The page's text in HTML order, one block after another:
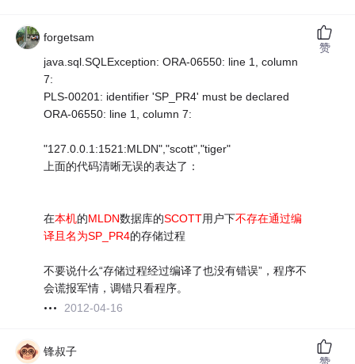
forgetsam
java.sql.SQLException: ORA-06550: line 1, column
7:
PLS-00201: identifier 'SP_PR4' must be declared
ORA-06550: line 1, column 7:
"127.0.0.1:1521:MLDN","scott","tiger"
上面的代码清晰无误的表达了：
在本机的MLDN数据库的SCOTT用户下不存在通过编
译且名为SP_PR4的存储过程
不要说什么“存储过程经过编译了也没有错误”，程序不
会谎报军情，调错只看程序。
2012-04-16
赞
锋叔子
赞